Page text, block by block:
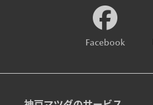
Facebook